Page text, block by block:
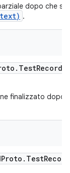
dopo che si
.
. TestRecord
finalizzato dopo
Proto . Test